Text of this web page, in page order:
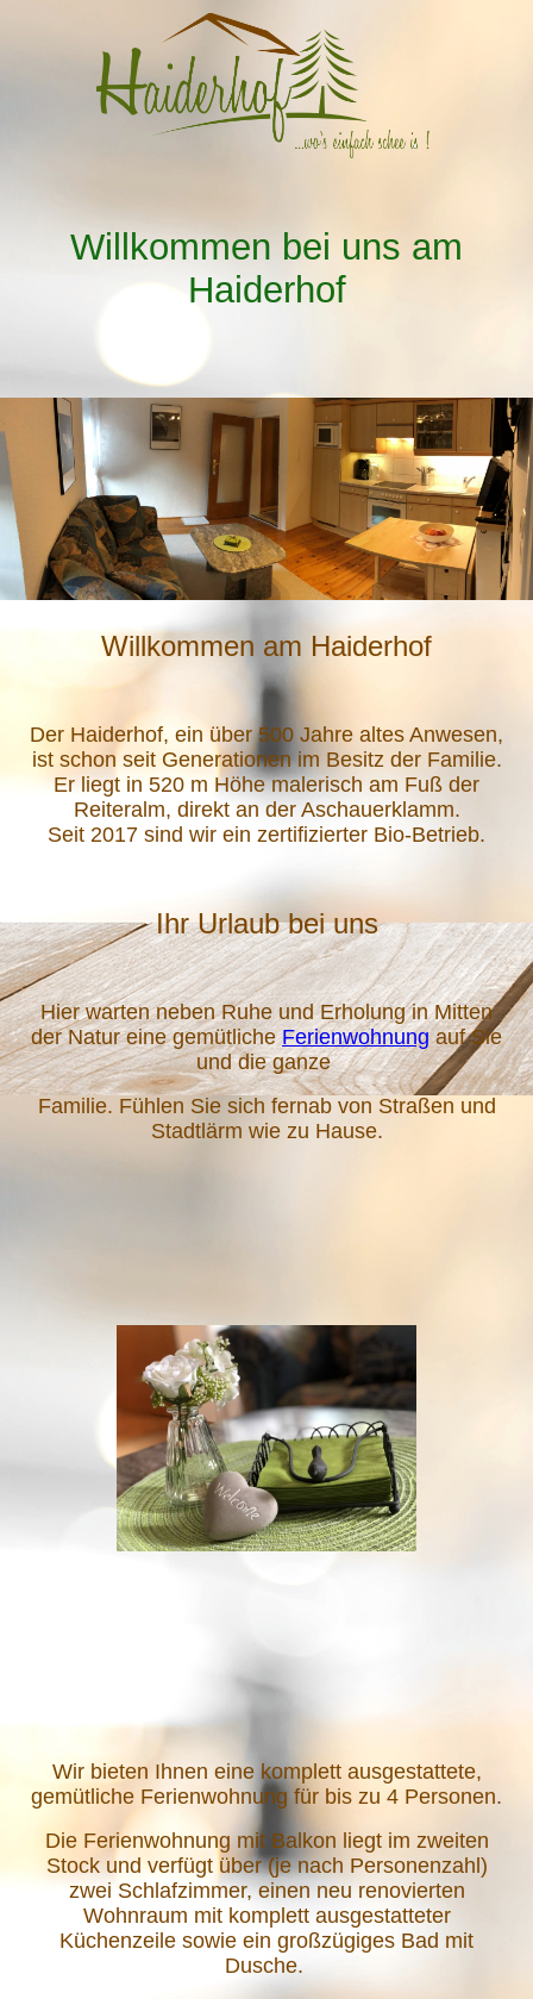
Willkommen bei uns am
Haiderhof
Willkommen am Haiderhof
Der Haiderhof, ein über 500 Jahre altes Anwesen,
ist schon seit Generationen im Besitz der Familie.
Er liegt in 520 m Höhe malerisch am Fuß der
Reiteralm, direkt an der Aschauerklamm.
Seit 2017 sind wir ein zertifizierter Bio-Betrieb.
Ihr Urlaub bei uns
Hier warten neben Ruhe und Erholung in Mitten
der Natur eine gemütlicheFerienwohnungauf Sie
und die ganze
Familie. Fühlen Sie sich fernab von Straßen und
Stadtlärm wie zu Hause.
Wir bieten Ihnen eine komplett ausgestattete,
gemütliche Ferienwohnung für bis zu 4 Personen.
Die Ferienwohnung mit Balkon liegt im zweiten
Stock und verfügt über (je nach Personenzahl)
zwei Schlafzimmer, einen neu renovierten
Wohnraum mit komplett ausgestatteter
Küchenzeile sowie ein großzügiges Bad mit
Dusche.